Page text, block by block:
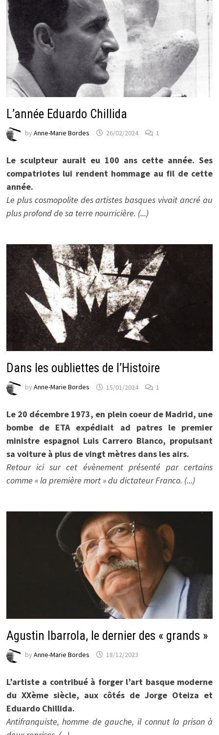
L’année Eduardo Chillida
by Anne-Marie Bordes 26/02/2024 1
Le sculpteur aurait eu 100 ans cette année. Ses
compatriotes lui rendent hommage au fil de cette
année.
Le plus cosmopolite des artistes basques vivait ancré au
plus profond de sa terre nourricière. (...)
Dans les oubliettes de l’Histoire
by Anne-Marie Bordes 15/01/2024 1
Le 20 décembre 1973, en plein coeur de Madrid, une
bombe de ETA expédiait ad patres le premier
ministre espagnol Luis Carrero Blanco, propulsant
sa voiture à plus de vingt mètres dans les airs.
Retour ici sur cet évènement présenté par certains
comme « la première mort » du dictateur Franco. (...)
Agustin Ibarrola, le dernier des « grands »
by Anne-Marie Bordes 18/12/2023
L’artiste a contribué à forger l’art basque moderne
du XXème siècle, aux côtés de Jorge Oteiza et
Eduardo Chillida.
Antifranquiste, homme de gauche, il connut la prison à